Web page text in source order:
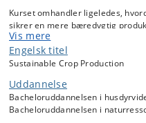
Kurset omhandler ligeledes,
sikrer en mere bæredygtig
Kurset beskæftiger sig både med
foder og inkluderer følgende
bælgplanter, rodfrugter,
grøntsager.
Der fokuseres på følgende
Vis mere
Engelsk titel
Sustainable Crop Production
Uddannelse
Bacheloruddannelsen i
Bacheloruddannelsen i